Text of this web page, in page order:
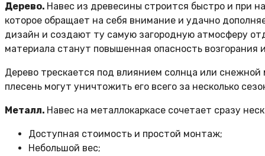
Дерево. Навес из древесины строится быстро и при
которое обращает на себя внимание и удачно
дизайн и создают ту самую загородную атмосферу
материала станут повышенная опасность
Дерево трескается под влиянием солнца или
плесень могут уничтожить его всего за несколько
Металл. Навес на металлокаркасе сочетает сразу
Доступная стоимость и простой монтаж;
Небольшой вес;